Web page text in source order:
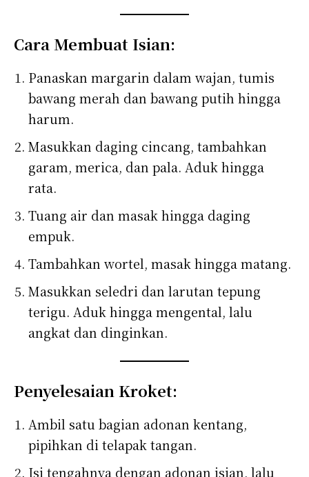
Cara Membuat Isian:
Panaskan margarin dalam wajan, tumis
bawang merah dan bawang putih hingga
harum.
Masukkan daging cincang, tambahkan
garam, merica, dan pala. Aduk hingga
rata.
Tuang air dan masak hingga daging
empuk.
Tambahkan wortel, masak hingga matang.
Masukkan seledri dan larutan tepung
terigu. Aduk hingga mengental, lalu
angkat dan dinginkan.
Penyelesaian Kroket:
Ambil satu bagian adonan kentang,
pipihkan di telapak tangan.
Isi tengahnya dengan adonan isian, lalu